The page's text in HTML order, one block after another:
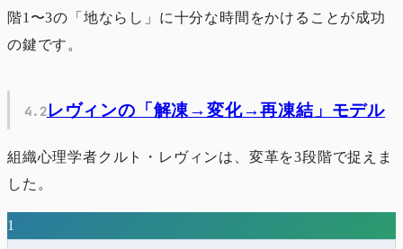
階1〜3の「地ならし」に十分な時間をかけることが成功
の鍵です。
レヴィンの「解凍→変化→再凍結」モデル
組織心理学者クルト・レヴィンは、変革を3段階で捉えま
した。
1